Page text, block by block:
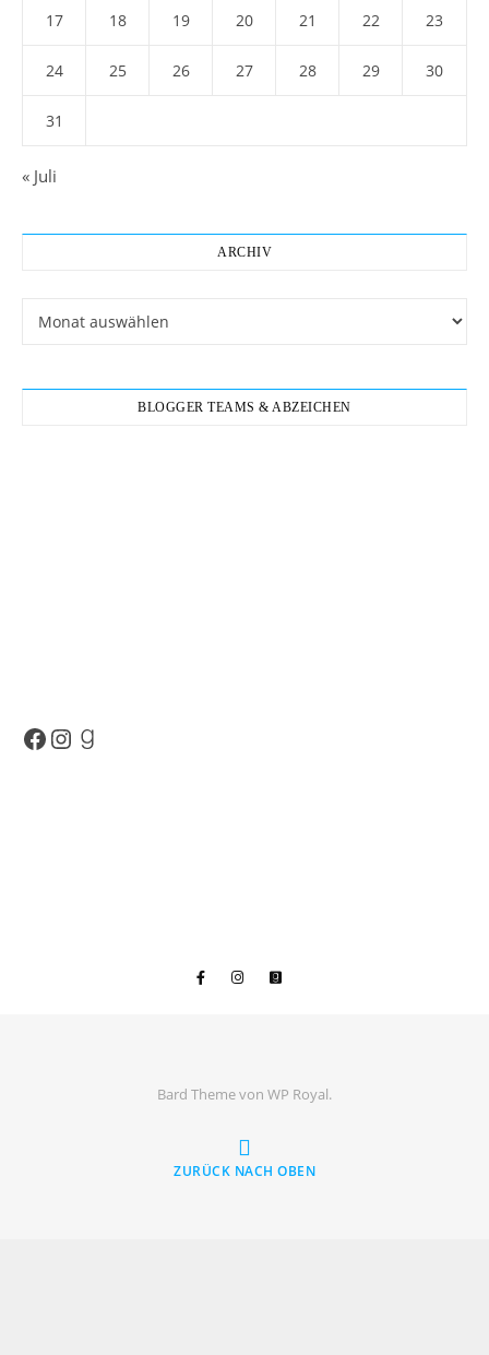
17 18 19 20 21 22 23
24 25 26 27 28 29 30
31
« Juli
ARCHIV
BLOGGER TEAMS & ABZEICHEN
Facebook
Instagram
Goodreads
Bard Theme von WP Royal.
ZURÜCK NACH OBEN